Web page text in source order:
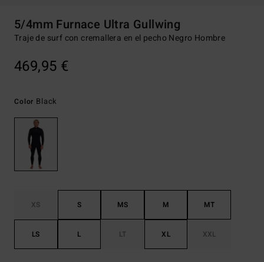
5/4mm Furnace Ultra Gullwing
Traje de surf con cremallera en el pecho Negro Hombre
469,95 €
Color Black
XS S MS M MT
LS L LT XL XXL